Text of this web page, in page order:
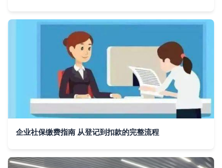
企业社保缴费指南 从登记到扣款的完整流程